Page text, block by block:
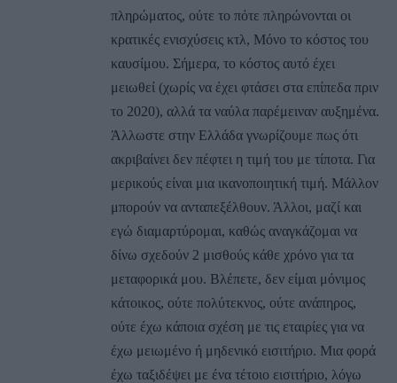
πληρώματος, ούτε το πότε πληρώνονται οι
κρατικές ενισχύσεις κτλ, Μόνο το κόστος του
καυσίμου. Σήμερα, το κόστος αυτό έχει
μειωθεί (χωρίς να έχει φτάσει στα επίπεδα πριν
το 2020), αλλά τα ναύλα παρέμειναν αυξημένα.
Άλλωστε στην Ελλάδα γνωρίζουμε πως ότι
ακριβαίνει δεν πέφτει η τιμή του με τίποτα. Για
μερικούς είναι μια ικανοποιητική τιμή. Μάλλον
μπορούν να ανταπεξέλθουν. Άλλοι, μαζί και
εγώ διαμαρτύρομαι, καθώς αναγκάζομαι να
δίνω σχεδούν 2 μισθούς κάθε χρόνο για τα
μεταφορικά μου. Βλέπετε, δεν είμαι μόνιμος
κάτοικος, ούτε πολύτεκνος, ούτε ανάπηρος,
ούτε έχω κάποια σχέση με τις εταιρίες για να
έχω μειωμένο ή μηδενικό εισιτήριο. Μια φορά
έχω ταξιδέψει με ένα τέτοιο εισιτήριο, λόγω